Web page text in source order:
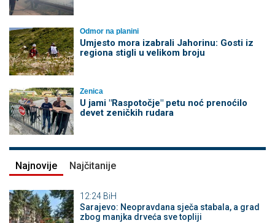
Odmor na planini
Umjesto mora izabrali Jahorinu: Gosti iz
regiona stigli u velikom broju
Zenica
U jami "Raspotočje" petu noć prenoćilo
devet zeničkih rudara
Najnovije Najčitanije
12:24 BiH
Sarajevo: Neopravdana sječa stabala, a grad
zbog manjka drveća sve topliji